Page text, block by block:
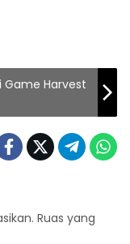
Game Harvest
Ruas yang